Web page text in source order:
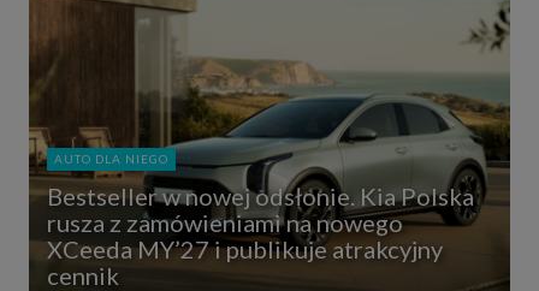
AUTO DLA NIEGO
Bestseller w nowej odsłonie. Kia Polska
rusza z zamówieniami na nowego
XCeeda MY’27 i publikuje atrakcyjny
cennik